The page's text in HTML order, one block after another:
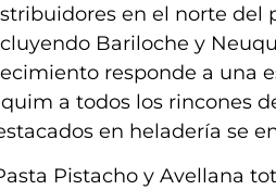
en el norte del
Bariloche y
responde a una
a todos los rincones
en heladería se
Pistacho y Avellana